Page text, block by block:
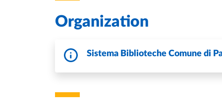
Organization
Sistema Biblioteche Comune di